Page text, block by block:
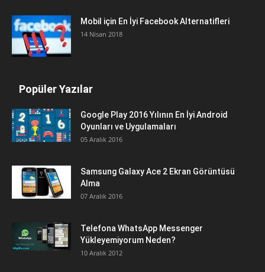
Mobil için En İyi Facebook Alternatifleri
14 Nisan 2018
Popüler Yazılar
Google Play 2016 Yılının En İyi Android
Oyunları ve Uygulamaları
05 Aralık 2016
Samsung Galaxy Ace 2 Ekran Görüntüsü
Alma
07 Aralık 2016
Telefona WhatsApp Messenger
Yükleyemiyorum Neden?
10 Aralık 2012